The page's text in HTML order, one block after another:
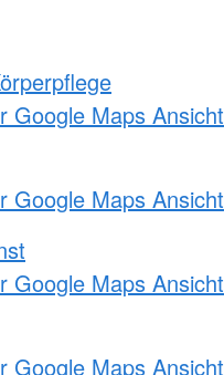
Google Maps Ansicht
Google Maps Ansicht
Google Maps Ansicht
Google Maps Ansicht